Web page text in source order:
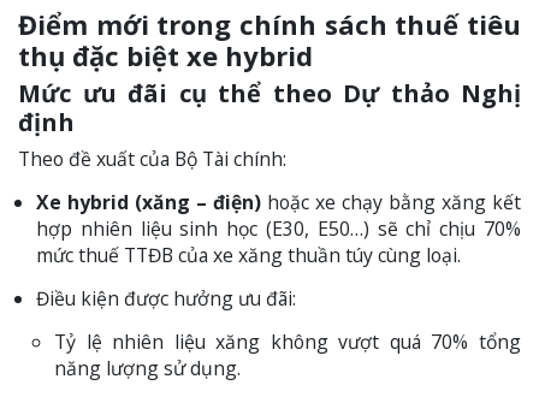
Điểm mới trong chính sách thuế tiêu
thụ đặc biệt xe hybrid
Mức ưu đãi cụ thể theo Dự thảo Nghị
định
Theo đề xuất của Bộ Tài chính:
Xe hybrid (xăng – điện) hoặc xe chạy bằng xăng kết
hợp nhiên liệu sinh học (E30, E50…) sẽ chỉ chịu 70%
mức thuế TTĐB của xe xăng thuần túy cùng loại.
Điều kiện được hưởng ưu đãi:
Tỷ lệ nhiên liệu xăng không vượt quá 70% tổng
năng lượng sử dụng.